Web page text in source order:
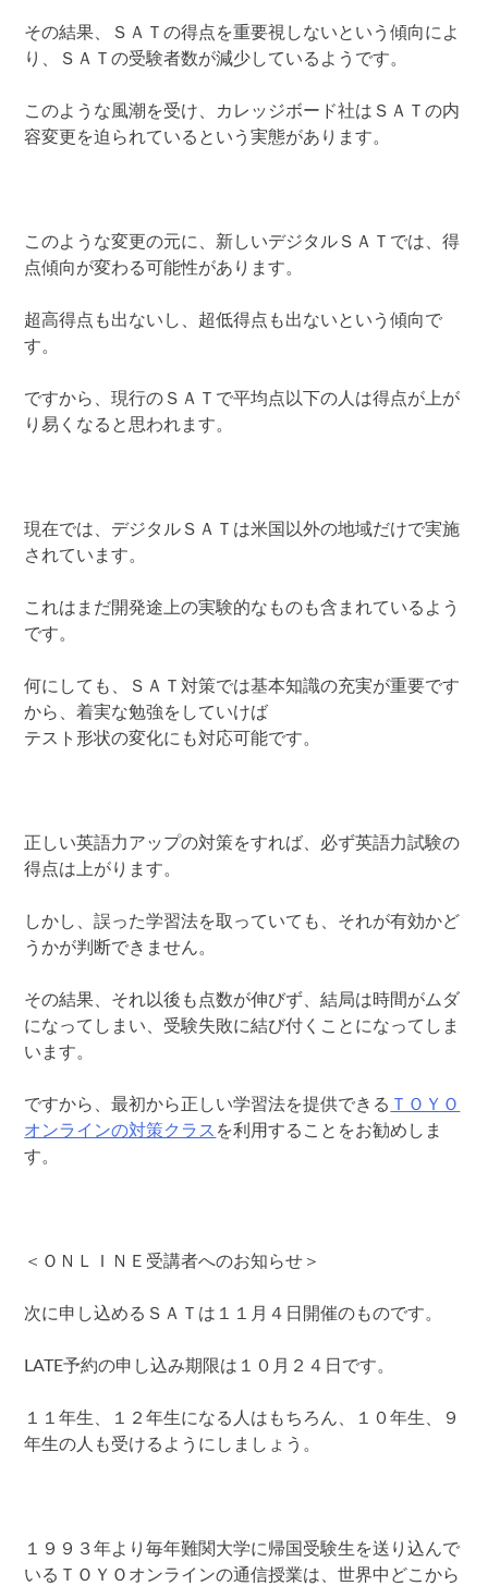
その結果、ＳＡＴの得点を重要視しないという傾向によ
り、ＳＡＴの受験者数が減少しているようです。
このような風潮を受け、カレッジボード社はＳＡＴの内
容変更を迫られているという実態があります。
このような変更の元に、新しいデジタルＳＡＴでは、得
点傾向が変わる可能性があります。
超高得点も出ないし、超低得点も出ないという傾向で
す。
ですから、現行のＳＡＴで平均点以下の人は得点が上が
り易くなると思われます。
現在では、デジタルＳＡＴは米国以外の地域だけで実施
されています。
これはまだ開発途上の実験的なものも含まれているよう
です。
何にしても、ＳＡＴ対策では基本知識の充実が重要です
から、着実な勉強をしていけば
テスト形状の変化にも対応可能です。
正しい英語力アップの対策をすれば、必ず英語力試験の
得点は上がります。
しかし、誤った学習法を取っていても、それが有効かど
うかが判断できません。
その結果、それ以後も点数が伸びず、結局は時間がムダ
になってしまい、受験失敗に結び付くことになってしま
います。
ですから、最初から正しい学習法を提供できる ＴＯＹＯ
オンラインの対策クラス を利用することをお勧めしま
す。
＜ＯＮＬＩＮＥ受講者へのお知らせ＞
次に申し込めるＳＡＴは１１月４日開催のものです。
LATE予約の申し込み期限は１０月２４日です。
１１年生、１２年生になる人はもちろん、１０年生、９
年生の人も受けるようにしましょう。
１９９３年より毎年難関大学に帰国受験生を送り込んで
いるＴＯＹＯオンラインの通信授業は、世界中どこから